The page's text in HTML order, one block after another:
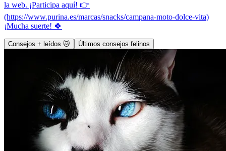
la web. ¡Participa aquí! 👉
(https://www.purina.es/marcas/snacks/campana-moto-dolce-vita)
¡Mucha suerte! 🍀
Consejos + leídos 🐱 Últimos consejos felinos